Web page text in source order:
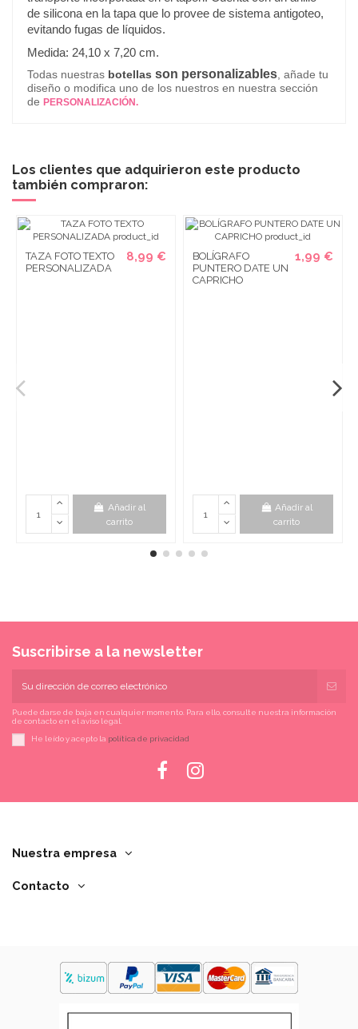
de silicona en la tapa que lo provee de sistema antigoteo,
evitando fugas de líquidos.
Medida: 24,10 x 7,20 cm.
Todas nuestras botellas son personalizables , añade tu
diseño o modifica uno de los nuestros en nuestra sección
de PERSONALIZACIÓN.
Los clientes que adquirieron este producto
también compraron:
TAZA FOTO TEXTO
PERSONALIZADA
8,99 €
Añadir al
carrito
BOLÍGRAFO
PUNTERO DATE UN
CAPRICHO
1,99 €
Añadir al
carrito
Suscribirse a la newsletter
Puede darse de baja en cualquier momento. Para ello, consulte nuestra información
de contacto en el aviso legal.
He leído y acepto la política de privacidad
Nuestra empresa
Contacto